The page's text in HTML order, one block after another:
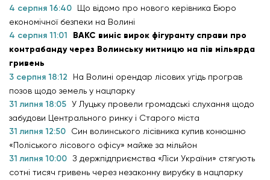
4 серпня 16:40
Що відомо про нового керівника Бюро
економічної безпеки на Волині
4 серпня 11:01
ВАКС виніс вирок фігуранту справи про
контрабанду через Волинську митницю на пів мільярда
гривень
3 серпня 18:12
На Волині орендар лісових угідь програв
позов щодо земель у нацпарку
31 липня 18:05 У Луцьку провели громадські слухання щодо
забудови Центрального ринку і Старого міста
31 липня 12:50
Син волинського лісівника купив конюшню
«Поліського лісового офісу» майже за мільйон
31 липня 10:00 З держпідприємства «Ліси України» стягують
сотні тисяч гривень через незаконну вирубку в нацпарку